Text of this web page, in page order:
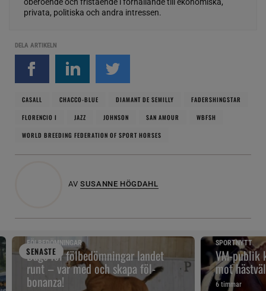
privata, politiska och andra intressen.
DELA ARTIKELN
CASALL CHACCO-BLUE DIAMANT DE SEMILLY
FADERSHINGSTAR
FLORENCIO I
JAZZ JOHNSON SAN AMOUR
WBFSH
WORLD BREEDING FEDERATION OF SPORT HORSES
AV SUSANNE HÖGDAHL
SENASTE
FÖLBEDÖMNINGAR
Dags för fölbedömningar landet
runt – var med och skapa föl-
bonanza!
SPORTNYTT
VM-publik
mot
6 timmar